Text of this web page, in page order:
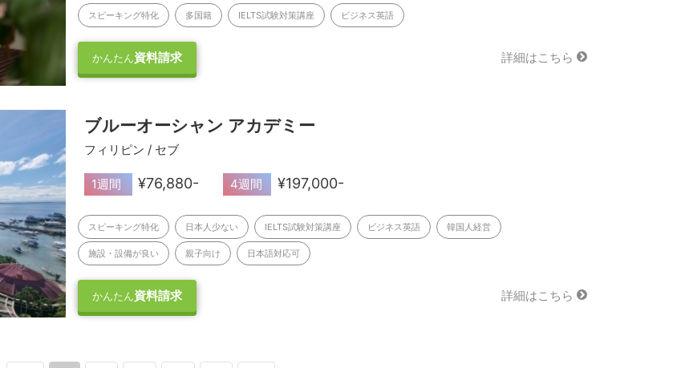
スピーキング特化 多国籍 IELTS試験対策講座 ビジネス英語
かんたん資料請求 詳細はこちら
ブルーオーシャン アカデミー
フィリピン / セブ
1週間 ¥76,880- 4週間 ¥197,000-
スピーキング特化 日本人少ない IELTS試験対策講座 ビジネス英語 韓国人経営
施設・設備が良い 親子向け 日本語対応可
かんたん資料請求 詳細はこちら